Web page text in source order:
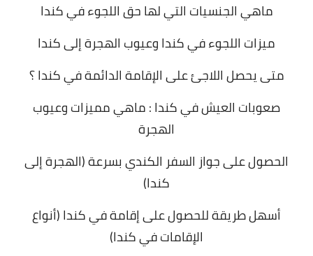
ماهي الجنسيات التي لها حق اللجوء في كندا
ميزات اللجوء في كندا وعيوب الهجرة إلى كندا
متى يحصل اللاجئ على الإقامة الدائمة في كندا ؟
صعوبات العيش في كندا : ماهي مميزات وعيوب
الهجرة
الحصول على جواز السفر الكندي بسرعة (الهجرة إلى
كندا)
أسهل طريقة للحصول على إقامة في كندا (أنواع
الإقامات في كندا)